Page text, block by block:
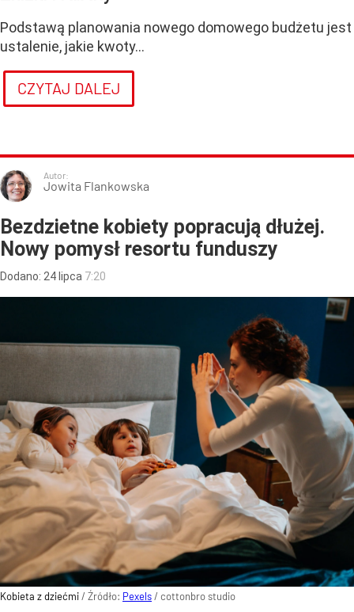
Podstawą planowania nowego domowego budżetu jest
ustalenie, jakie kwoty...
CZYTAJ DALEJ
Autor:
Jowita Flankowska
Bezdzietne kobiety popracują dłużej.
Nowy pomysł resortu funduszy
Dodano: 24 lipca 7:20
Kobieta z dziećmi/ Źródło: Pexels/ cottonbro studio